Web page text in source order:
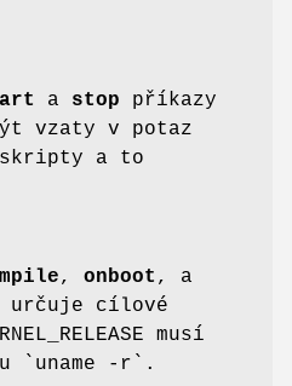
a stop příkazy
vzaty v potaz
a to
, onboot , a
určuje cílové
musí
`uname -r`.